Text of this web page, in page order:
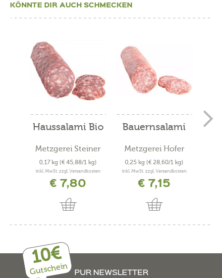
KÖNNTE DIR AUCH SCHMECKEN
Haussalami Bio
Metzgerei Steiner
0,17 kg (€ 45,88/1 kg)
inkl. MwSt. zzgl. Versandkosten
€ 7,80
Bauernsalami
Metzgerei Hofer
0,25 kg (€ 28,60/1 kg)
inkl. MwSt. zzgl. Versandkosten
€ 7,15
10€
Gutschein
PUR NEWSLETTER